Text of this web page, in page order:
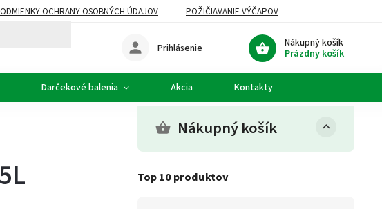
OCHRANY OSOBNÝCH ÚDAJOV
POŽIČIAVANIE VÝČAPOV
Nákupný košík
Prázdny košík
Prihlásenie
Darčekové balenia Akcia Kontakty
Nákupný košík
Top 10 produktov